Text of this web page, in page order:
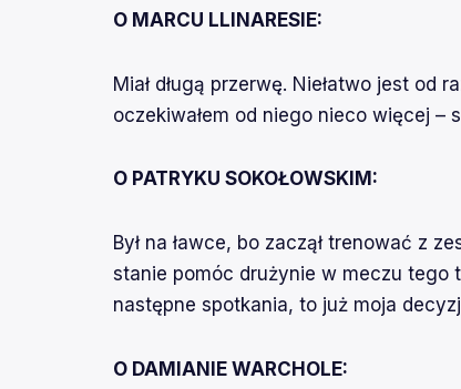
O MARCU LLINARESIE:
Miał długą przerwę. Niełatwo jest od
oczekiwałem od niego nieco więcej –
O PATRYKU SOKOŁOWSKIM:
Był na ławce, bo zaczął trenować z
stanie pomóc drużynie w meczu tego
następne spotkania, to już moja
O DAMIANIE WARCHOLE: